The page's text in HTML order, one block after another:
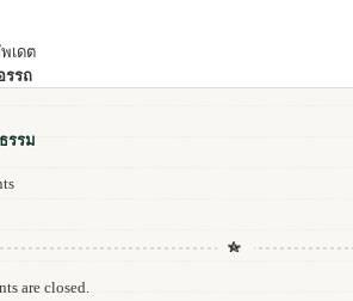
เดต
รรถ
รรม
are closed.